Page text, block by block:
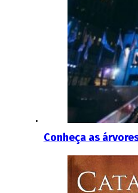
Conheça as